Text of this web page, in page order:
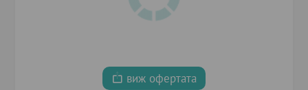
виж офертата